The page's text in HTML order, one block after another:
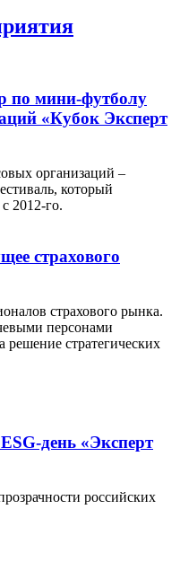
по мини-футболу
«Кубок Эксперт
организаций –
который
2012-го.
страхового
страхового рынка.
персонами
решение стратегических
день «Эксперт
российских